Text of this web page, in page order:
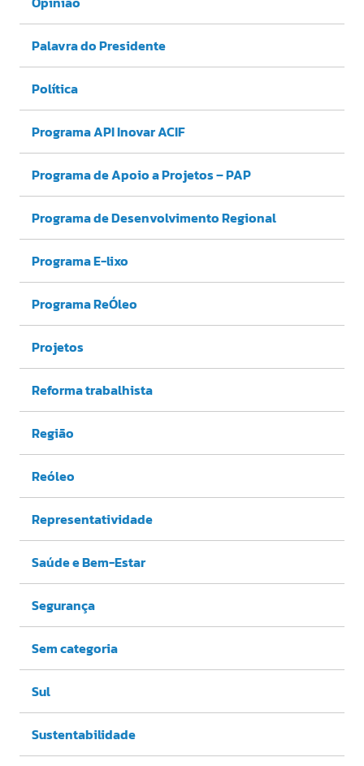
Palavra do Presidente
Política
Programa API Inovar ACIF
Programa de Apoio a Projetos – PAP
Programa de Desenvolvimento Regional
Programa E-lixo
Programa ReÓleo
Projetos
Reforma trabalhista
Região
Reóleo
Representatividade
Saúde e Bem-Estar
Segurança
Sem categoria
Sul
Sustentabilidade